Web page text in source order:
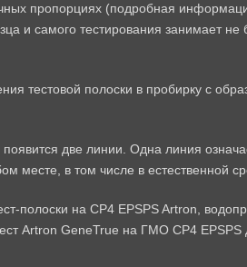
пропорциях (подробная
и самого тестирования занимает не
тестовой полоски в пробирку с
появится две линии. Одна линия
месте, в том числе в естественной
полоски на CP4 EPSPS Artron,
Artron GeneTrue на ГМО CP4 EPSPS